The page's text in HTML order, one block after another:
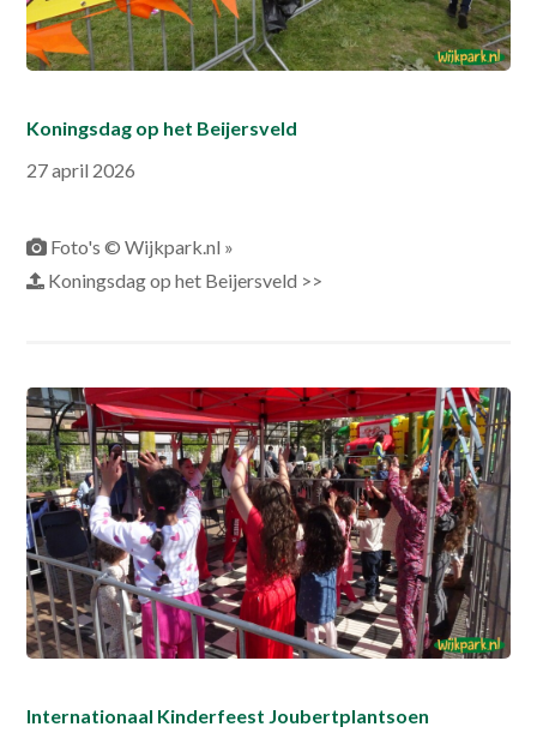
Koningsdag op het Beijersveld
27 april 2026
Foto's © Wijkpark.nl »
Koningsdag op het Beijersveld >>
Internationaal Kinderfeest Joubertplantsoen